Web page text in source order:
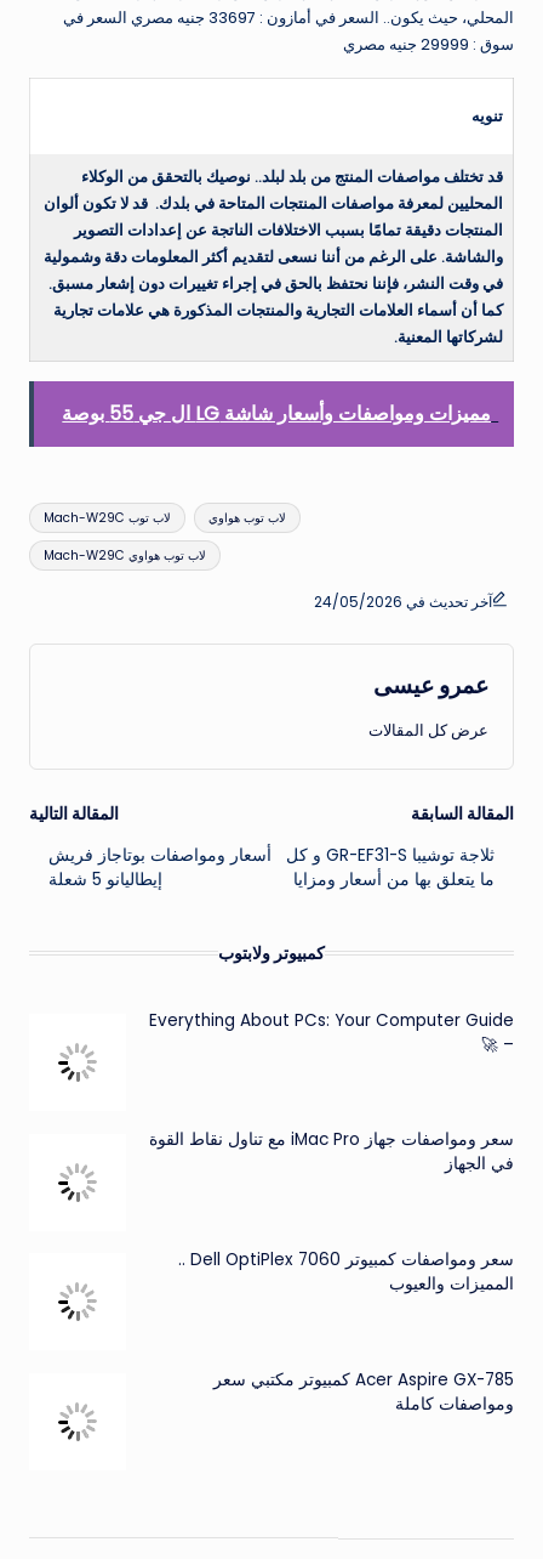
المحلي، حيث يكون.. السعر في أمازون : 33697 جنيه مصري السعر في
سوق : 29999 جنيه مصري
تنويه
قد تختلف مواصفات المنتج من بلد لبلد.. نوصيك بالتحقق من الوكلاء
المحليين لمعرفة مواصفات المنتجات المتاحة في بلدك. قد لا تكون ألوان
المنتجات دقيقة تمامًا بسبب الاختلافات الناتجة عن إعدادات التصوير
والشاشة. على الرغم من أننا نسعى لتقديم أكثر المعلومات دقة وشمولية
في وقت النشر، فإننا نحتفظ بالحق في إجراء تغييرات دون إشعار مسبق.
كما أن أسماء العلامات التجارية والمنتجات المذكورة هي علامات تجارية
لشركاتها المعنية.
مميزات ومواصفات وأسعار شاشة LG ال جي 55 بوصة
لاب توب Mach-W29C لاب توب هواوي
لاب توب هواوي Mach-W29C
آخر تحديث في 24/05/2026
عمرو عيسى
عرض كل المقالات
تصفّح
المقالات
المقالة السابقة
ثلاجة توشيبا GR-EF31-S و كل
ما يتعلق بها من أسعار ومزايا
المقالة التالية
أسعار ومواصفات بوتاجاز فريش
إيطاليانو 5 شعلة
كمبيوتر ولابتوب
Everything About PCs: Your Computer Guide
– 🚀
سعر ومواصفات جهاز iMac Pro مع تناول نقاط القوة
في الجهاز
سعر ومواصفات كمبيوتر Dell OptiPlex 7060 ..
المميزات والعيوب
Acer Aspire GX-785 كمبيوتر مكتبي سعر
ومواصفات كاملة